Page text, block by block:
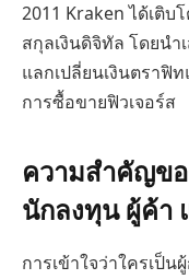
2011 Kraken ได้เติ
สกุลเงินดิจิทัล โดยน
แลกเปลี่ยนเงินตราฟิ
การซื้อขายฟิวเจอร์ส
ความสำคัญข
นักลงทุน ผู้ค้า
การเข้าใจว่าใครเป็